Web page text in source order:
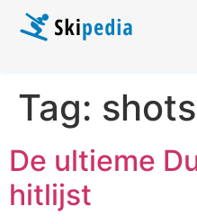
Tag: shots
De ultieme
hitlijst